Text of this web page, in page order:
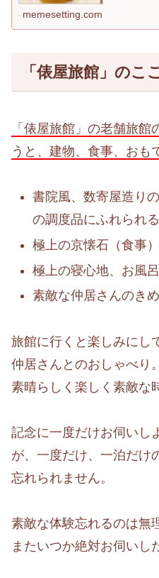
ストラン巡
非ご覧くださ
memesetting.com
「俵屋旅館」のこ
「俵屋旅館」の老舗旅
うと、 建物、食事、おも
書院風、数寄屋造り
の調度品にふれられる
極上の京懐石（食事
極上の寝心地、お風呂
素敵な仲居さんのき
旅館に行くと楽しみにし
仲居さんとのおしゃべり。
素晴らしく楽しく素敵な
記念に一度だけお伺いし
が、一度だけ、一泊だけ
忘れられません。
素敵な体験忘れるのは無
またいつか絶対お伺いし